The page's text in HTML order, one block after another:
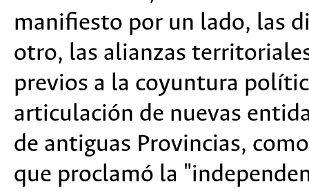
manifiesto por un lado, las
otro, las alianzas
previos a la coyuntura
articulación de nuevas
de antiguas Provincias,
que proclamó la